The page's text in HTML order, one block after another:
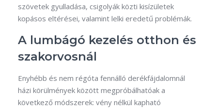
szövetek gyulladása, csigolyák közti kisízületek
kopásos eltérései, valamint lelki eredetű problémák.
A lumbágó kezelés otthon és
szakorvosnál
Enyhébb és nem régóta fennálló derékfájdalomnál
házi körülmények között megpróbálhatóak a
következő módszerek: vény nélkül kapható